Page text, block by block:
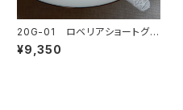
20G-01 ロベリアショートグロ
ーブ
¥9,350